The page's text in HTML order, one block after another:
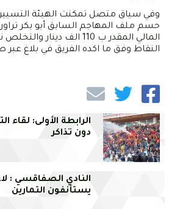
وفي سياق متصل تمكنت الهيئة
حسم ملف المهاجم السابق أبو بكر
المالي المقدر ب 110 الف
النقاط وفق ما اكده الفريق في بلاغ
الرابطة الأولى:
دون تذاكر
النادي الصفاقسي :
يستأنفون التمارين